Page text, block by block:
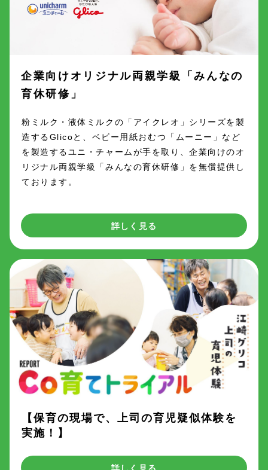
企業向けオリジナル両親学級「みんなの
育休研修」
粉ミルク・液体ミルクの「アイクレオ」シリーズを製
造するGlicoと、ベビー用紙おむつ「ムーニー」など
を製造するユニ・チャームが手を取り、企業向けのオ
リジナル両親学級「みんなの育休研修」を無償提供し
ております。
詳しく見る
【保育の現場で、上司の育児疑似体験を
実施！】